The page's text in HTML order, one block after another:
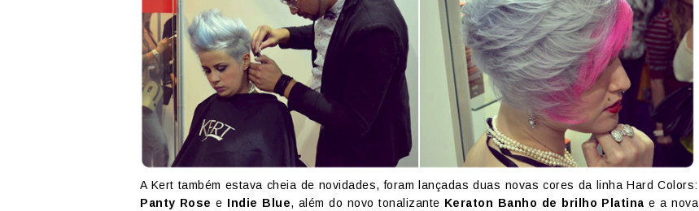
A Kert também estava cheia de novidades, foram lançadas duas novas cores da linha Hard Colors:
Panty Rose e Indie Blue, além do novo tonalizante Keraton Banho de brilho Platina e a nova